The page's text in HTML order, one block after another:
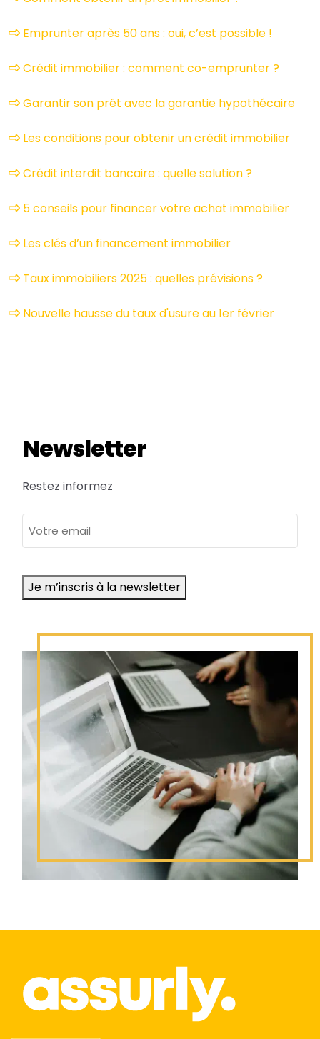
Emprunter après 50 ans : oui, c’est possible !
Crédit immobilier : comment co-emprunter ?
Garantir son prêt avec la garantie hypothécaire
Les conditions pour obtenir un crédit immobilier
Crédit interdit bancaire : quelle solution ?
5 conseils pour financer votre achat immobilier
Les clés d’un financement immobilier
Taux immobiliers 2025 : quelles prévisions ?
Nouvelle hausse du taux d'usure au 1er février
Newsletter
Restez informez
e-
Je m’inscris à la newsletter